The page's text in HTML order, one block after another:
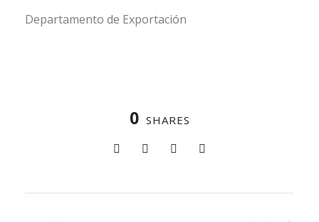
Departamento de Exportación
0 SHARES